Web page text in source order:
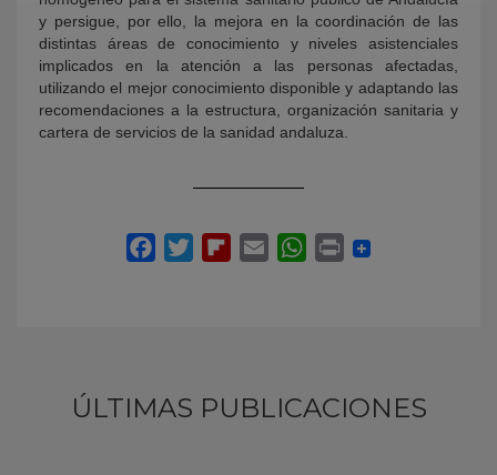
y persigue, por ello, la mejora en la coordinación de las
distintas áreas de conocimiento y niveles asistenciales
implicados en la atención a las personas afectadas,
utilizando el mejor conocimiento disponible y adaptando las
recomendaciones a la estructura, organización sanitaria y
cartera de servicios de la sanidad andaluza.
ÚLTIMAS PUBLICACIONES